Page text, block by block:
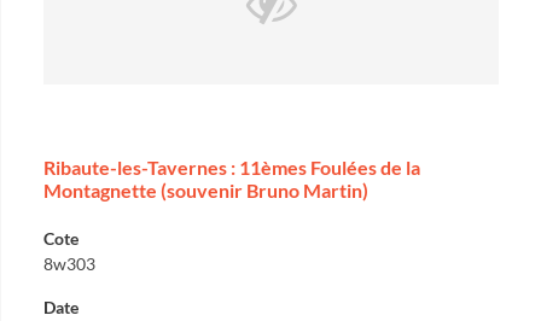
Ribaute-les-Tavernes : 11èmes Foulées de la
Montagnette (souvenir Bruno Martin)
Cote
8w303
Date